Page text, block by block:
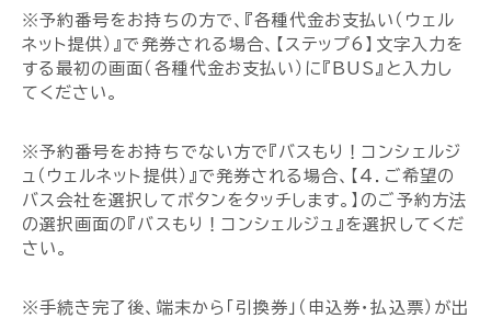
※予約番号をお持ちの方で、『各種代金お支払い（ウェル
ネット提供）』で発券される場合、【ステップ6】文字入力を
する最初の画面（各種代金お支払い）に『BUS』と入力し
てください。
※予約番号をお持ちでない方で『バスもり！コンシェルジ
ュ（ウェルネット提供）』で発券される場合、【4．ご希望の
バス会社を選択してボタンをタッチします。】のご予約方法
の選択画面の『バスもり！コンシェルジュ』を選択してくだ
さい。
※手続き完了後、端末から「引換券」（申込券・払込票）が出